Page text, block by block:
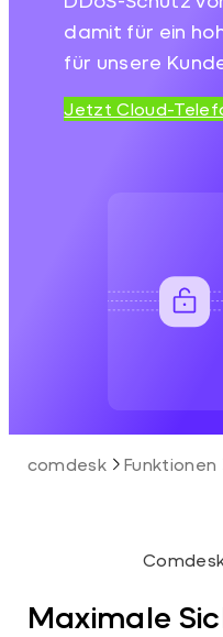
damit für ein
für unsere
Jetzt Cloud-
comdesk Funktionen
Maximale